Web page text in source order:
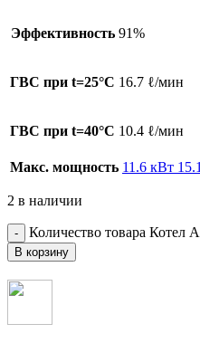
Эффективность 91%
ГВС при t=25°C 16.7 ℓ/мин
ГВС при t=40°C 10.4 ℓ/мин
Макс. мощность 11.6 кВт
2 в наличии
Количество товара Котел
В корзину